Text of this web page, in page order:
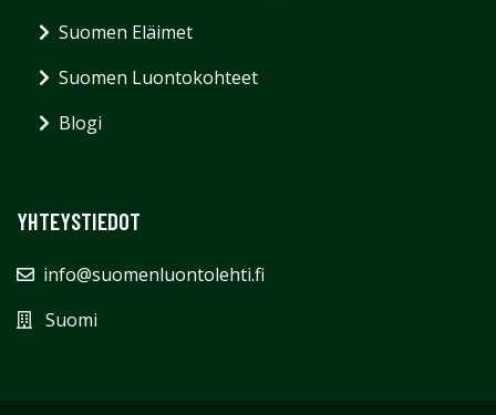
Suomen Eläimet
Suomen Luontokohteet
Blogi
YHTEYSTIEDOT
info@suomenluontolehti.fi
Suomi